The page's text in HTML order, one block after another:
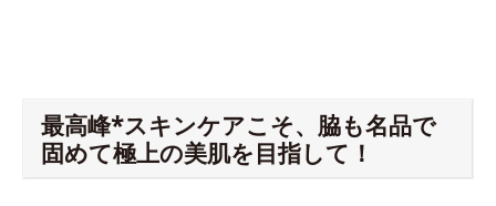
最高峰*スキンケアこそ、脇も名品で
固めて極上の美肌を目指して！